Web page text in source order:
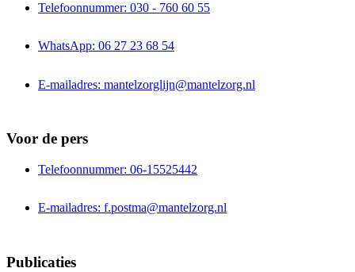
Telefoonnummer: 030 - 760 60 55
WhatsApp: 06 27 23 68 54
E-mailadres: mantelzorglijn@mantelzorg.nl
Voor de pers
Telefoonnummer: 06-15525442
E-mailadres: f.postma@mantelzorg.nl
Publicaties